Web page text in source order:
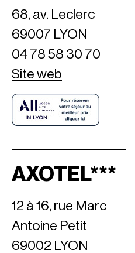
68, av. Leclerc
69007 LYON
04 78 58 30 70
Site web
AXOTEL***
12 à 16, rue Marc
Antoine Petit
69002 LYON